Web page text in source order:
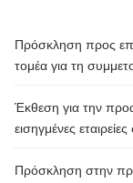
Πρόσκληση προς
τομέα για τη
Έκθεση για την
εισηγμένες
Πρόσκληση στην